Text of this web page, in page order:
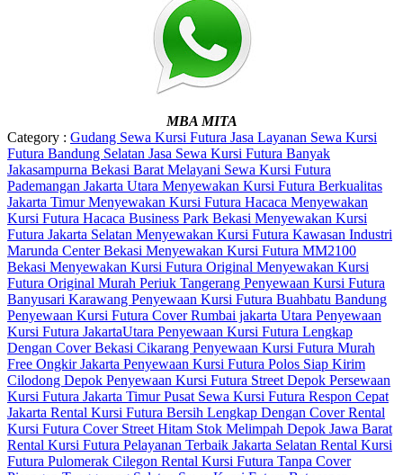
MBA MITA
Category : Gudang Sewa Kursi Futura Jasa Layanan Sewa Kursi
Futura Bandung Selatan Jasa Sewa Kursi Futura Banyak
Jakasampurna Bekasi Barat Melayani Sewa Kursi Futura
Pademangan Jakarta Utara Menyewakan Kursi Futura Berkualitas
Jakarta TimurMenyewakan Kursi Futura Hacaca Menyewakan
Kursi Futura Hacaca Business Park Bekasi Menyewakan Kursi
Futura Jakarta Selatan Menyewakan Kursi Futura Kawasan Industri
Marunda Center Bekasi Menyewakan Kursi Futura MM2100
Bekasi Menyewakan Kursi Futura Original Menyewakan Kursi
Futura Original Murah Periuk Tangerang Penyewaan Kursi Futura
Banyusari Karawang Penyewaan Kursi Futura Buahbatu Bandung
Penyewaan Kursi Futura Cover Rumbai jakarta Utara Penyewaan
Kursi Futura JakartaUtara Penyewaan Kursi Futura Lengkap
Dengan Cover Bekasi Cikarang Penyewaan Kursi Futura Murah
Free Ongkir Jakarta Penyewaan Kursi Futura Polos Siap Kirim
Cilodong Depok Penyewaan Kursi Futura Street Depok Persewaan
Kursi Futura Jakarta TimurPusat Sewa Kursi Futura Respon Cepat
Jakarta Rental Kursi Futura Bersih Lengkap Dengan CoverRental
Kursi Futura Cover Street Hitam Stok Melimpah Depok Jawa Barat
Rental Kursi Futura Pelayanan Terbaik Jakarta Selatan Rental Kursi
Futura Pulomerak Cilegon Rental Kursi Futura Tanpa Cover